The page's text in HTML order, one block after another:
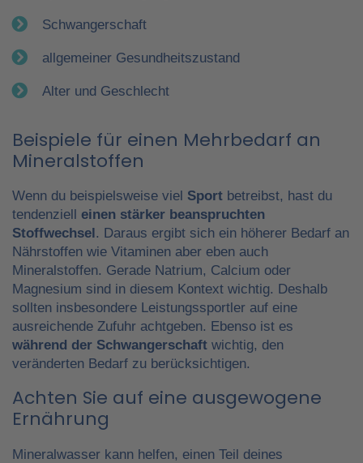
Schwangerschaft
allgemeiner Gesundheitszustand
Alter und Geschlecht
Beispiele für einen Mehrbedarf an
Mineralstoffen
Wenn du beispielsweise viel Sport betreibst, hast du
tendenziell einen stärker beanspruchten
Stoffwechsel. Daraus ergibt sich ein höherer Bedarf an
Nährstoffen wie Vitaminen aber eben auch
Mineralstoffen. Gerade Natrium, Calcium oder
Magnesium sind in diesem Kontext wichtig. Deshalb
sollten insbesondere Leistungssportler auf eine
ausreichende Zufuhr achtgeben. Ebenso ist es
während der Schwangerschaft wichtig, den
veränderten Bedarf zu berücksichtigen.
Achten Sie auf eine ausgewogene
Ernährung
Mineralwasser kann helfen, einen Teil deines